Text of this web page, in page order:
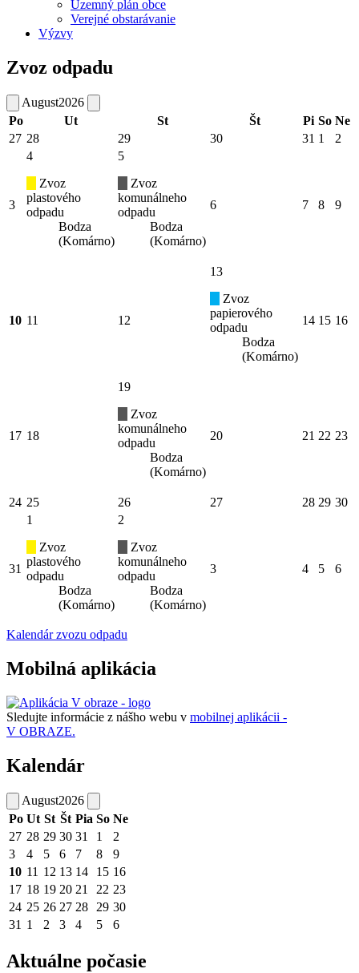
Územný plán obce
Verejné obstarávanie
Výzvy
Zvoz odpadu
August2026
Po
Ut St Št Pi So Ne
27 28 29 30 31 1 2
3
4
Zvoz
plastového
odpadu
Bodza
(Komárno)
5
Zvoz
komunálneho
odpadu
Bodza
(Komárno)
6 7 8 9
10 11 12
13
Zvoz
papierového
odpadu
Bodza
(Komárno)
14 15 16
17 18
19
Zvoz
komunálneho
odpadu
Bodza
(Komárno)
20 21 22 23
24 25 26 27 28 29 30
31
1
Zvoz
plastového
odpadu
Bodza
(Komárno)
2
Zvoz
komunálneho
odpadu
Bodza
(Komárno)
3 4 5 6
Kalendár zvozu odpadu
Mobilná aplikácia
Sledujte informácie z nášho webu v mobilnej aplikácii -
V OBRAZE.
Kalendár
August2026
Po Ut St Št Pia So Ne
27 28 29 30 31 1
2
3
4 5 6 7 8
9
10 11 12 13 14 15 16
17 18 19 20 21 22 23
24 25 26 27 28 29 30
31 1 2 3 4 5 6
Aktuálne počasie